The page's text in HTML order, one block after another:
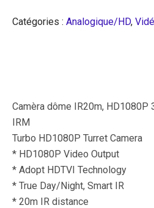
Catégories : Analogique/HD,
Camèra dôme IR20m, HD1080P
IRM
Turbo HD1080P Turret Camera
* HD1080P Video Output
* Adopt HDTVI Technology
* True Day/Night, Smart IR
* 20m IR distance